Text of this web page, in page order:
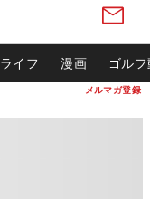
メルマガ登録
ライフ 漫画 ゴル